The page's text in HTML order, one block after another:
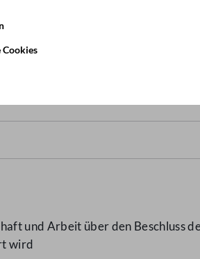
1993
und Arbeit über den Beschluss
wird